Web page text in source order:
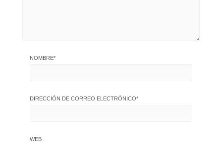
NOMBRE*
DIRECCIÓN DE CORREO ELECTRÓNICO*
WEB